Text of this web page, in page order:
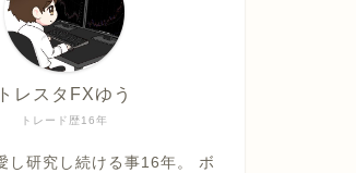
トレード歴16年
トレスタFXゆう
し研究し続ける事16年。 ボ